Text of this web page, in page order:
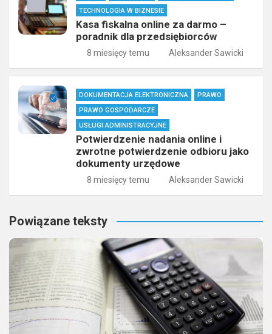
TECHNOLOGIA W BIZNESIE
Kasa fiskalna online za darmo –
poradnik dla przedsiębiorców
8 miesięcy temu Aleksander Sawicki
DOKUMENTACJA ELEKTRONICZNA
PRAWO
PRAWO GOSPODARCZE
USŁUGI ADMINISTRACYJNE
Potwierdzenie nadania online i
zwrotne potwierdzenie odbioru jako
dokumenty urzędowe
8 miesięcy temu Aleksander Sawicki
Powiązane teksty